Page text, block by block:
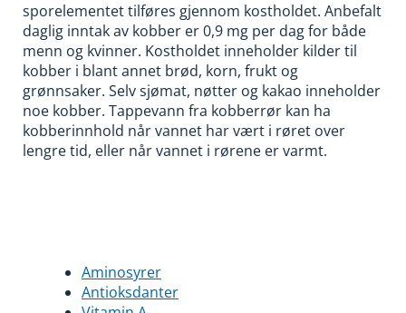
sporelementet tilføres gjennom kostholdet. Anbefalt
daglig inntak av kobber er 0,9 mg per dag for både
menn og kvinner. Kostholdet inneholder kilder til
kobber i blant annet brød, korn, frukt og
grønnsaker. Selv sjømat, nøtter og kakao inneholder
noe kobber. Tappevann fra kobberrør kan ha
kobberinnhold når vannet har vært i røret over
lengre tid, eller når vannet i rørene er varmt.
Aminosyrer
Antioksdanter